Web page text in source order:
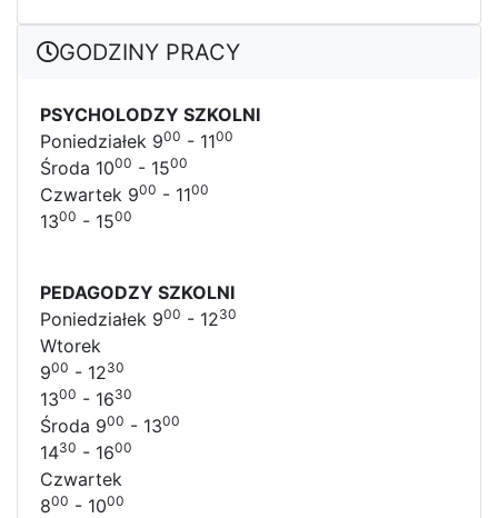
GODZINY PRACY
PSYCHOLODZY SZKOLNI
Poniedziałek 900 - 1100
Środa 1000 - 1500
Czwartek 900 - 1100
1300 - 1500
PEDAGODZY SZKOLNI
Poniedziałek 900 - 1230
Wtorek
900 - 1230
1300 - 1630
Środa 900 - 1300
1430 - 1600
Czwartek
800 - 1000